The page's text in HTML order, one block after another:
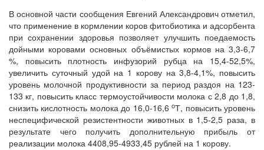
В основной части сообщения Евгений Александрович отметил,
что применение в кормлении коров фитобиотика и адсорбента
при сохранении здоровья позволяет улучшить поедаемость
дойными коровами основных объёмистых кормов на 3,3-6,7
%, повысить плотность инфузорий рубца на 15,4-52,5%,
увеличить суточный удой на 1 корову на 3,8-4,1%, повысить
уровень молочной продуктивности за период раздоя на 123-
133 кг, повысить класс термоустойчивости молока с 2,8 до 1,8,
снизить кислотность молока до 16,0-16,6оТ, повысить уровень
неспецифической резистентности животных в 1,5-2,5 раза, в
результате чего получить дополнительную прибыль от
реализации молока 4408,95-4933,45 рублей на 1 корову.